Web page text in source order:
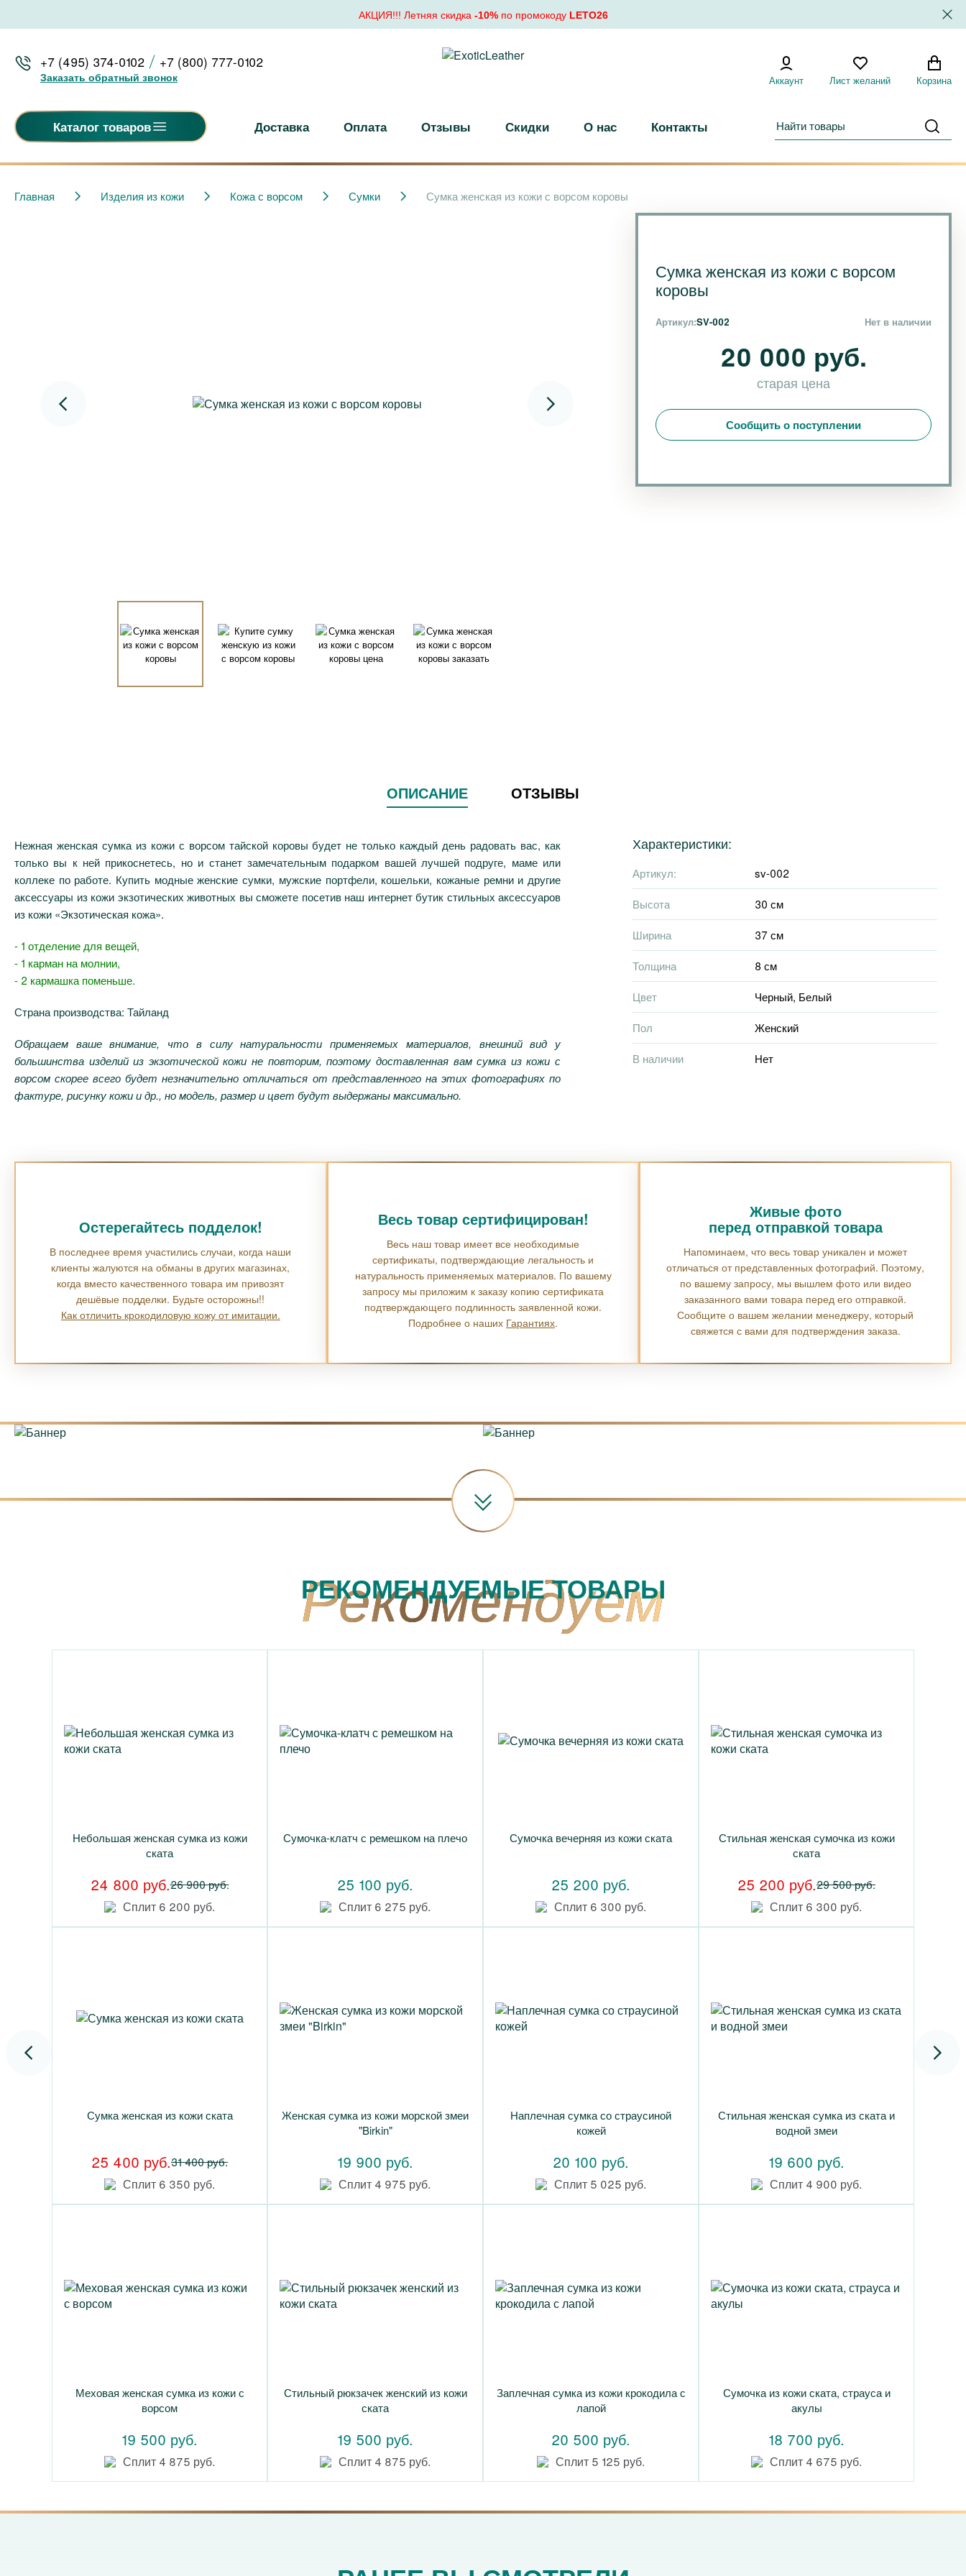
АКЦИЯ!!! Летняя скидка -10%по промокоду LETO26
+7 (495) 374-0102 +7 (800) 777-0102
Заказать обратный звонок Аккаунт Лист желаний Корзина
Каталог товаров Доставка Оплата Отзывы Скидки О нас Контакты
Главная Изделия из кожи Кожа с ворсом Сумки Сумка женская из кожи с ворсом коровы
Сумка женская из кожи с ворсом
коровы
Артикул:SV-002 Нет в наличии
20 000 руб.
старая цена
Сообщить о поступлении
ОПИСАНИЕ ОТЗЫВЫ
Нежная женская сумка из кожи с ворсом тайской коровы будет не только каждый день радовать вас, как
только вы к ней прикоснетесь, но и станет замечательным подарком вашей лучшей подруге, маме или
коллеке по работе. Купить модные женские сумки, мужские портфели, кошельки, кожаные ремни и другие
аксессуары из кожи экзотических животных вы сможете посетив наш интернет бутик стильных аксессуаров
из кожи «Экзотическая кожа».
- 1 отделение для вещей,
- 1 карман на молнии,
- 2 кармашка поменьше.
Страна производства: Тайланд
Обращаем ваше внимание, что в силу натуральности применяемых материалов, внешний вид у
большинства изделий из экзотической кожи не повторим, поэтому доставленная вам сумка из кожи с
ворсом скорее всего будет незначительно отличаться от представленного на этих фотографиях по
фактуре, рисунку кожи и др., но модель, размер и цвет будут выдержаны максимально.
Характеристики:
Артикул: sv-002
Высота 30 см
Ширина 37 см
Толщина 8 см
Цвет Черный, Белый
Пол Женский
В наличии Нет
Остерегайтесь подделок!
В последнее время участились случаи, когда наши
клиенты жалуются на обманы в других магазинах,
когда вместо качественного товара им привозят
дешёвые подделки. Будьте осторожны!!
Как отличить крокодиловую кожу от имитации.
Весь товар сертифицирован!
Весь наш товар имеет все необходимые
сертификаты, подтверждающие легальность и
натуральность применяемых материалов. По вашему
запросу мы приложим к заказу копию сертификата
подтверждающего подлинность заявленной кожи.
Подробнее о наших Гарантиях.
Живые фото
перед отправкой товара
Напоминаем, что весь товар уникален и может
отличаться от представленных фотографий. Поэтому,
по вашему запросу, мы вышлем фото или видео
заказанного вами товара перед его отправкой.
Сообщите о вашем желании менеджеру, который
свяжется с вами для подтверждения заказа.
РЕКОМЕНДУЕМЫЕ ТОВАРЫ
Небольшая женская сумка из кожи
ската
24 800 руб.26 900 руб.
Сплит 6 200 руб.
Сумочка-клатч с ремешком на плечо
25 100 руб.
Сплит 6 275 руб.
Сумочка вечерняя из кожи ската
25 200 руб.
Сплит 6 300 руб.
Стильная женская сумочка из кожи
ската
25 200 руб.29 500 руб.
Сплит 6 300 руб.
Сумка женская из кожи ската
25 400 руб.31 400 руб.
Сплит 6 350 руб.
Женская сумка из кожи морской змеи
"Birkin"
19 900 руб.
Сплит 4 975 руб.
Наплечная сумка со страусиной
кожей
20 100 руб.
Сплит 5 025 руб.
Стильная женская сумка из ската и
водной змеи
19 600 руб.
Сплит 4 900 руб.
Меховая женская сумка из кожи с
ворсом
19 500 руб.
Сплит 4 875 руб.
Стильный рюкзачек женский из кожи
ската
19 500 руб.
Сплит 4 875 руб.
Заплечная сумка из кожи крокодила с
лапой
20 500 руб.
Сплит 5 125 руб.
Сумочка из кожи ската, страуса и
акулы
18 700 руб.
Сплит 4 675 руб.